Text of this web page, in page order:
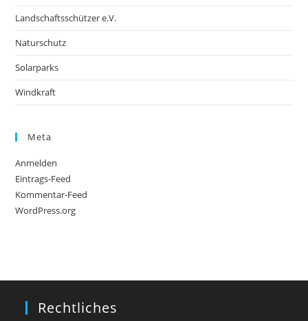
Landschaftsschützer e.V.
Naturschutz
Solarparks
Windkraft
Meta
Anmelden
Eintrags-Feed
Kommentar-Feed
WordPress.org
Rechtliches